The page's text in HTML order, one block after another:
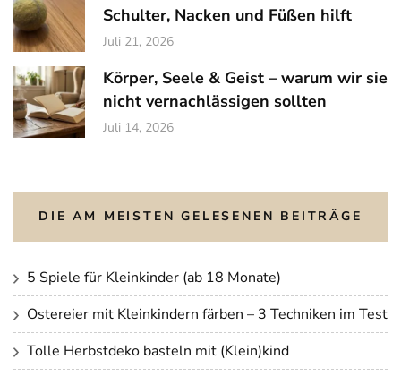
Schulter, Nacken und Füßen hilft
Juli 21, 2026
Körper, Seele & Geist – warum wir sie
nicht vernachlässigen sollten
Juli 14, 2026
DIE AM MEISTEN GELESENEN BEITRÄGE
5 Spiele für Kleinkinder (ab 18 Monate)
Ostereier mit Kleinkindern färben – 3 Techniken im Test
Tolle Herbstdeko basteln mit (Klein)kind